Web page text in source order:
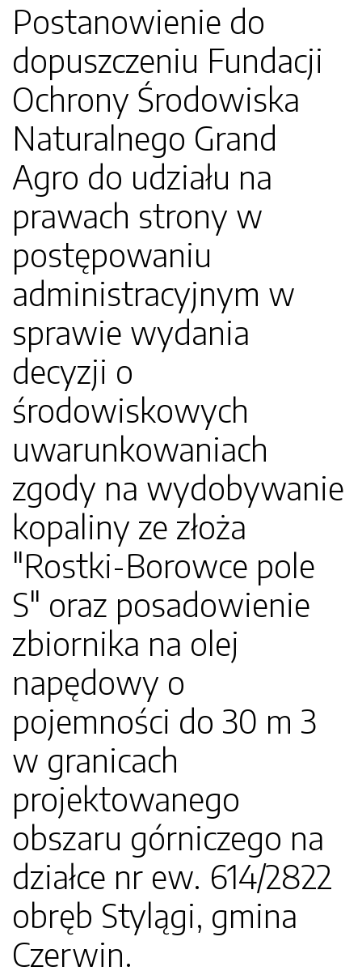
Postanowienie do
dopuszczeniu Fundacji
Ochrony Środowiska
Naturalnego Grand
Agro do udziału na
prawach strony w
postępowaniu
administracyjnym w
sprawie wydania
decyzji o
środowiskowych
uwarunkowaniach
zgody na wydobywanie
kopaliny ze złoża
"Rostki-Borowce pole
S" oraz posadowienie
zbiornika na olej
napędowy o
pojemności do 30 m 3
w granicach
projektowanego
obszaru górniczego na
działce nr ew. 614/2822
obręb Stylągi, gmina
Czerwin.